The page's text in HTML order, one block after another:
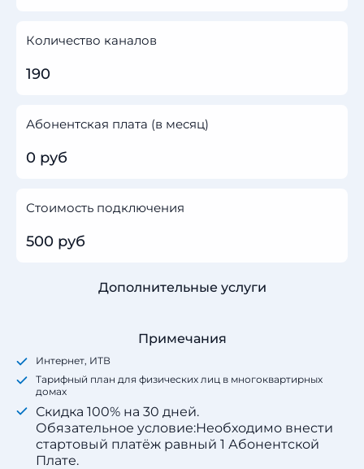
Количество каналов
190
Абонентская плата (в месяц)
0 руб
Стоимость подключения
500 руб
Дополнительные услуги
Примечания
Интернет, ИТВ
Тарифный план для физических лиц в многоквартирных
домах
Скидка 100% на 30 дней.
Обязательное условие:Необходимо внести
стартовый платёж равный 1 Абонентской
Плате.